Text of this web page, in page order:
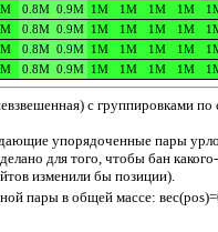
0.8M 0.9M 1M 1M 1M 1M
0.8M 0.9M 1M 1M 1M 1M
0.8M 0.9M 1M 1M 1M 1M
0.8M 0.9M 1M 1M 1M 1M
с группировками
упорядоченные пары
для того, чтобы бан
изменили бы позиции).
пары в общей массе: